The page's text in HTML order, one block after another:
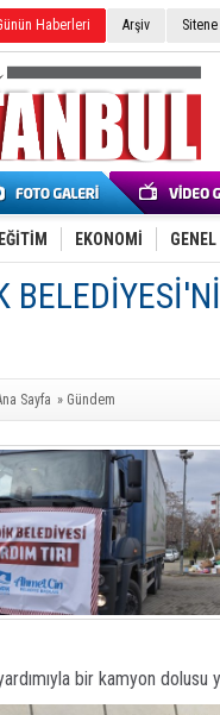
Haberleri Arşiv
EĞİTİM EKONOMİ GENEL
Sayfa » Gündem
bir kamyon